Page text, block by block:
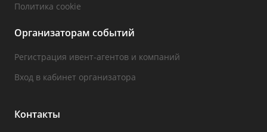
Политика cookie
Организаторам событий
Регистрация ивент-агентов и компаний
Вход в кабинет организатора
Контакты